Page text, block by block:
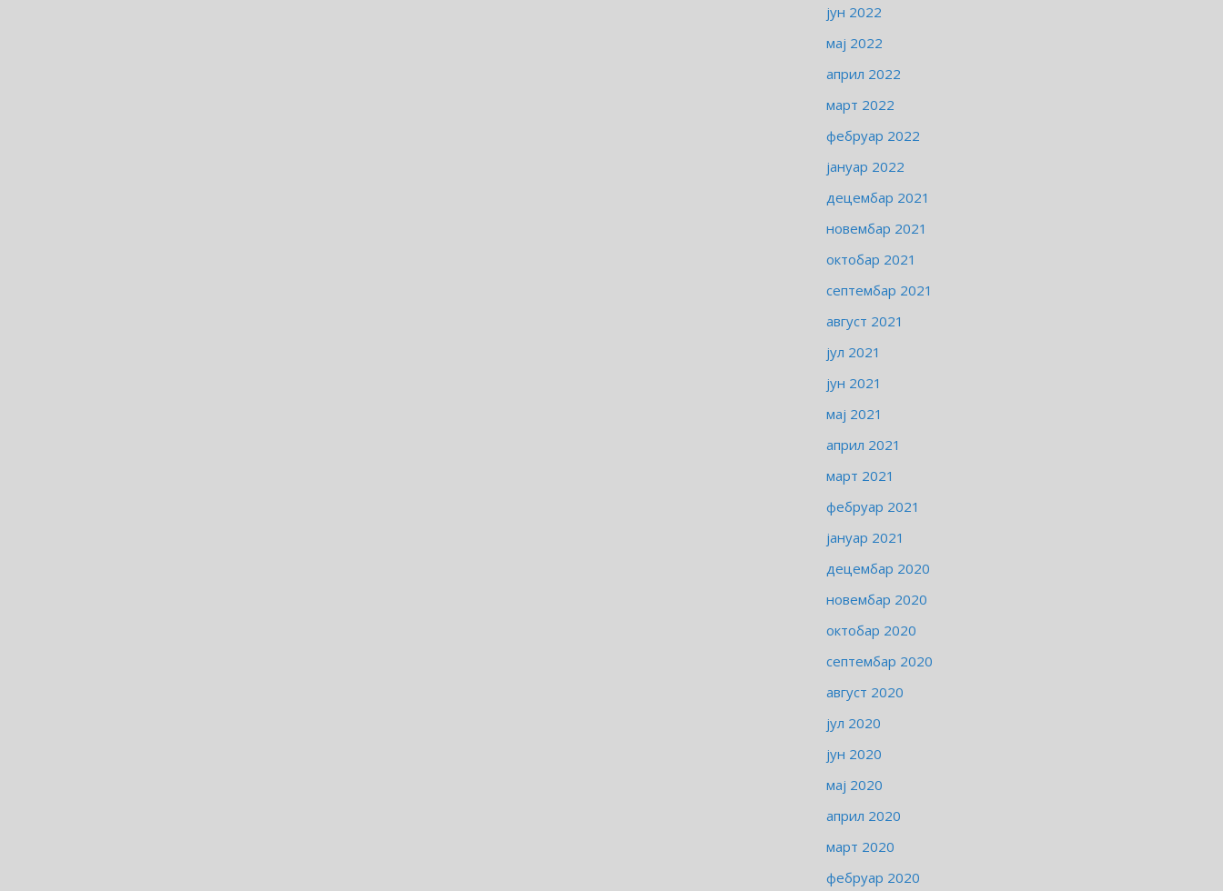
јун 2022
мај 2022
април 2022
март 2022
фебруар 2022
јануар 2022
децембар 2021
новембар 2021
октобар 2021
септембар 2021
август 2021
јул 2021
јун 2021
мај 2021
април 2021
март 2021
фебруар 2021
јануар 2021
децембар 2020
новембар 2020
октобар 2020
септембар 2020
август 2020
јул 2020
јун 2020
мај 2020
април 2020
март 2020
фебруар 2020